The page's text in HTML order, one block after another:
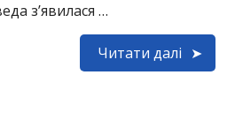
з’явилася …
Читати далі